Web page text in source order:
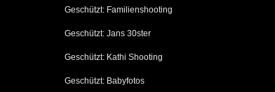
Geschützt: Familienshooting
Geschützt: Jans 30ster
Geschützt: Kathi Shooting
Geschützt: Babyfotos